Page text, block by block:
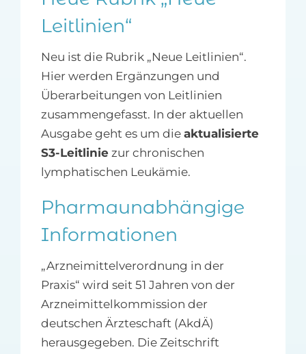
Leitlinien“
Neu ist die Rubrik „Neue Leitlinien“.
Hier werden Ergänzungen und
Überarbeitungen von Leitlinien
zusammengefasst. In der aktuellen
Ausgabe geht es um die aktualisierte
S3-Leitliniezur chronischen
lymphatischen Leukämie.
Pharmaunabhängige
Informationen
„Arzneimittelverordnung in der
Praxis“ wird seit 51 Jahren von der
Arzneimittelkommission der
deutschen Ärzteschaft (AkdÄ)
herausgegeben. Die Zeitschrift